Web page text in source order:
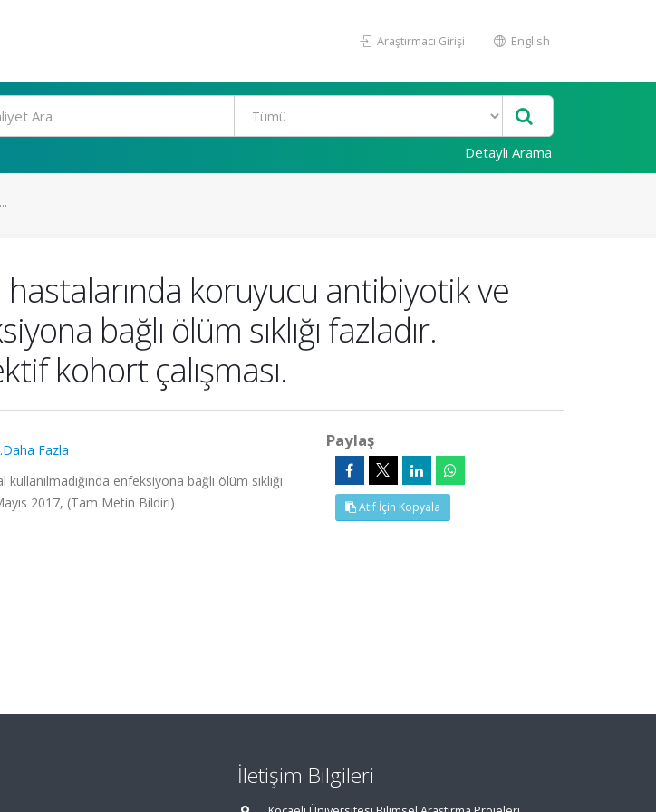
Araştırmacı Girişi English
Detaylı Arama
koruyucu antibiyotik ve
bağlı ölüm sıklığı fazladır.
kohort çalışması.
Fazla
enfeksiyona bağlı ölüm sıklığı
2017, (Tam Metin Bildiri)
Paylaş
Atıf İçin Kopyala
İletişim Bilgileri